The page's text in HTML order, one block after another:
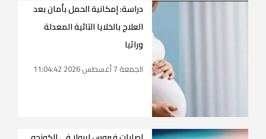
دراسة: إمكانية الحمل بأمان بعد
العلاج بالخلايا التائية المعدلة
وراثيا
الجمعة 7 أغسطس 2026 11:04:42